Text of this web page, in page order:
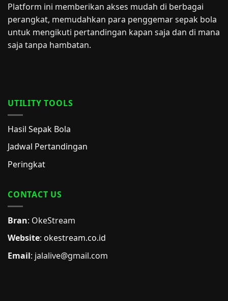
Platform ini memberikan akses mudah di berbagai
perangkat, memudahkan para penggemar sepak bola
untuk mengikuti pertandingan kapan saja dan di mana
saja tanpa hambatan.
UTILITY TOOLS
Hasil Sepak Bola
Jadwal Pertandingan
Peringkat
CONTACT US
Bran: OkeStream
Website: okestream.co.id
Email: jalalive@gmail.com